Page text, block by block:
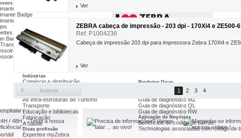
melhores preços
Etiquette
Badge
Kiosque
Badgeuse
Thermique
Imprimante
Badgeuse
Todas nossas promoções
Indústrias
Comércio e distribuição
A segurança
Serviços postais e distribuição de encomendas
As infra-estruturas do Turismo
Transporte
Educação e bibliotecas
Fabricação
A Saúde
Dicas profissão
Expertise myZebra
Produtos Dicas
Guia de diagnóstico EPL
Guia de diagnóstico ZPL
Guia de diagnóstico MZ
Guia de diagnóstico QL
Guia de diagnóstico RW
Aplicação de Negócios
Benefícios do código de barras
Technologias associadas com código de
Ver
ZEBRA cabeça de impressão - 203 dpi - 170Xi4 e ZE500-6
Ref. P1004236
Cabeça de impressão 203 dpi para impressora Zebra 170Xi4 e
Ver
Anterior 1 2 3 4